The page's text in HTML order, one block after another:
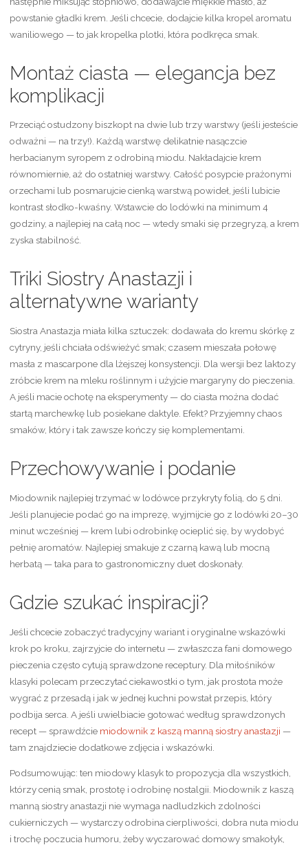
powstanie gładki krem. Jeśli chcecie, dodajcie kilka kropel aromatu
waniliowego — to jak kropelka plotki, która podkręca smak.
Montaż ciasta — elegancja bez
komplikacji
Przeciąć ostudzony biszkopt na dwie lub trzy warstwy (jeśli jesteście
odważni — na trzy!). Każdą warstwę delikatnie nasączcie
herbacianym syropem z odrobiną miodu. Nakładajcie krem
równomiernie, aż do ostatniej warstwy. Całość posypcie prażonymi
orzechami lub posmarujcie cienką warstwą powideł, jeśli lubicie
kontrast słodko-kwaśny. Wstawcie do lodówki na minimum 4
godziny, a najlepiej na całą noc — wtedy smaki się przegryzą, a krem
zyska stabilność.
Triki Siostry Anastazji i
alternatywne warianty
Siostra Anastazja miała kilka sztuczek: dodawała do kremu skórkę z
cytryny, jeśli chciała odświeżyć smak; czasem mieszała połowę
masła z mascarpone dla lżejszej konsystencji. Dla wersji bez laktozy
zróbcie krem na mleku roślinnym i użyjcie margaryny do pieczenia.
A jeśli macie ochotę na eksperymenty — do ciasta można dodać
startą marchewkę lub posiekane daktyle. Efekt? Przyjemny chaos
smaków, który i tak zawsze kończy się komplementami.
Przechowywanie i podanie
Miodownik najlepiej trzymać w lodówce przykryty folią, do 5 dni.
Jeśli planujecie podać go na imprezę, wyjmijcie go z lodówki 20–30
minut wcześniej — krem lubi odrobinkę ocieplić się, by wydobyć
pełnię aromatów. Najlepiej smakuje z czarną kawą lub mocną
herbatą — taka para to gastronomiczny duet doskonały.
Gdzie szukać inspiracji?
Jeśli chcecie zobaczyć tradycyjny wariant i oryginalne wskazówki
krok po kroku, zajrzyjcie do internetu — zwłaszcza fani domowego
pieczenia często cytują sprawdzone receptury. Dla miłośników
klasyki polecam przeczytać ciekawostki o tym, jak prostota może
wygrać z przesadą i jak w jednej kuchni powstał przepis, który
podbija serca. A jeśli uwielbiacie gotować według sprawdzonych
recept — sprawdźcie miodownik z kaszą manną siostry anastazji —
tam znajdziecie dodatkowe zdjęcia i wskazówki.
Podsumowując: ten miodowy klasyk to propozycja dla wszystkich,
którzy cenią smak, prostotę i odrobinę nostalgii. Miodownik z kaszą
manną siostry anastazji nie wymaga nadludzkich zdolności
cukierniczych — wystarczy odrobina cierpliwości, dobra nuta miodu
i trochę poczucia humoru, żeby wyczarować domowy smakołyk,